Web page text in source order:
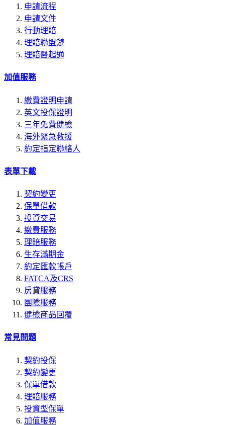
申請流程
申請文件
行動理賠
理賠聯盟鏈
理賠醫起通
加值服務
繳費證明申請
英文投保證明
三年免費健檢
海外緊急救援
約定指定聯絡人
表單下載
契約變更
保單借款
投資交易
繳費服務
理賠服務
生存滿期金
約定匯款帳戶
FATCA及CRS
房貸服務
團險服務
健檢商品回覆
常見問題
契約投保
契約變更
保單借款
理賠服務
投資型保單
加值服務